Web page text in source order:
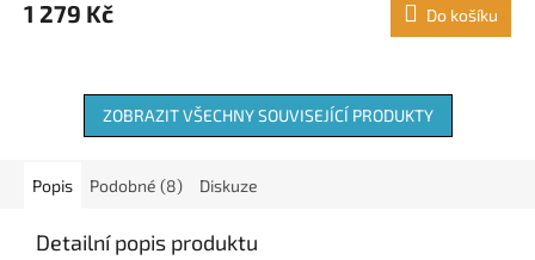
1 279 Kč Do košíku
ZOBRAZIT VŠECHNY SOUVISEJÍCÍ PRODUKTY
Popis Podobné (8) Diskuze
Detailní popis produktu